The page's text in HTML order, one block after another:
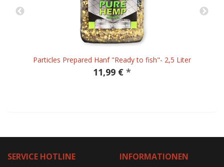
Particles Prepared Hanf "Ready to fish"- 2,5 Liter
11,99 € *
SERVICE HOTLINE
INFORMATIONEN